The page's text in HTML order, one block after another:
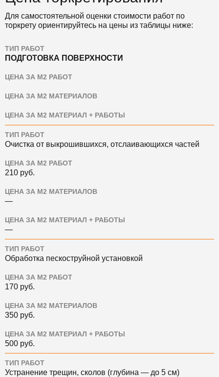
Для самостоятельной оценки стоимости работ по
торкрету ориентируйтесь на цены из таблицы ниже:
ТИП РАБОТ
ПОДГОТОВКА ПОВЕРХНОСТИ
ЦЕНА ЗА М2 РАБОТ
ЦЕНА ЗА М2 МАТЕРИАЛОВ
ЦЕНА ЗА М2 МАТЕРИАЛ + РАБОТЫ
ТИП РАБОТ
Очистка от выкрошившихся, отслаивающихся частей
ЦЕНА ЗА М2 РАБОТ
210 руб.
ЦЕНА ЗА М2 МАТЕРИАЛОВ
—
ЦЕНА ЗА М2 МАТЕРИАЛ + РАБОТЫ
—
ТИП РАБОТ
Обработка пескоструйной установкой
ЦЕНА ЗА М2 РАБОТ
170 руб.
ЦЕНА ЗА М2 МАТЕРИАЛОВ
350 руб.
ЦЕНА ЗА М2 МАТЕРИАЛ + РАБОТЫ
500 руб.
ТИП РАБОТ
Устранение трещин, сколов (глубина — до 5 см)